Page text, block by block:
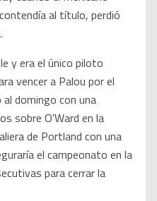
al título, perdió
y era el único piloto
vencer a Palou por el
domingo con una
sobre O’Ward en la
de Portland con una
el campeonato en la
para cerrar la